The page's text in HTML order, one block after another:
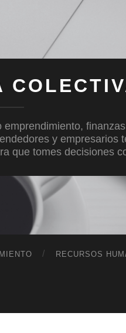
y empresarios
que tomes decisiones
RECURSOS